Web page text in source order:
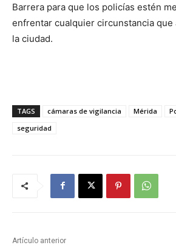
Barrera para que los policías estén
enfrentar cualquier circunstancia
la ciudad.
TAGS cámaras de vigilancia Mérida
seguridad
Artículo anterior